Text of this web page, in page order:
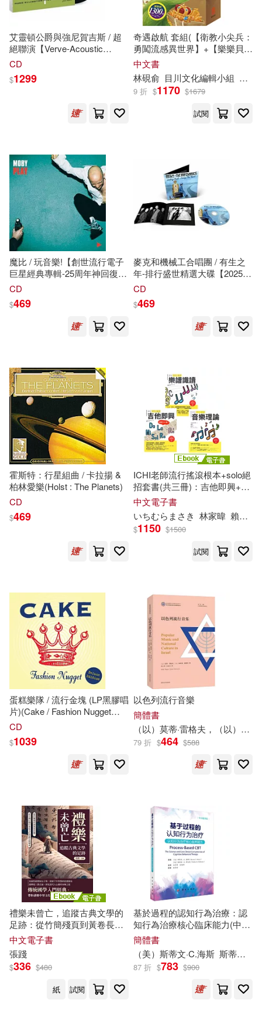
楊陽(2) 楮墨堂(2)
樂亶(2)
樂衛東（主編）(2)
武鄂（編）(2)
法蘭西絲卡‧阿諾爾迪(2)
泰國達人尼克(2)
洪莉棋(2)
浦長瀨昌宏(2) 潘永峰(2)
熊儒賢(2)
王建華(2) 王思琦(2)
王歡(2) 瓦萊莉‧貝涵(2)
畢柳鶯(2)
石田剛毅(2)
符濤(2)
米雪兒．伊卡德(2)
維．比安基(2) 編輯部(2)
羅伯‧法布坎(2) 羅揚(2)
若宮正子(2) 若山百合子(2)
茂木千惠(2)
莊國年、鍾嘉鳳(2)
菅原道仁(2)
葛蕾莎．史都華(2)
Maggio Live(3)
harmonia mundi(3)
上海交通大學出版社(3)
上海書店出版社(3)
上海書畫出版社(3)
世界圖書出版公司北京公司(3)
中南大學出版社(3)
中國少年兒童出版社(3)
中國書籍出版社(3)
中國水利水電出版社(3)
中國輕工業出版社(3)
中國農業出版社(3)
二十一世紀出版社(3) 五南(3)
內蒙古少年兒童出版社(3)
北京大學醫學出版社(3)
四川文藝出版社(3) 大千(3)
大展(3) 小天下(3)
幸福文化(3)
愛米粒(3)
斑馬線文庫有限公司(3)
新華先鋒(3)
春風文藝出版社(3) 晨星(3)
木馬文化(3)
艾靈頓公爵與強尼賀吉斯 / 超
絕聯演【Verve-Acoustic
Sounds留聲美學經典昇華系
評鑑、AMG-4星經典推薦，流
(LP唱片)(Duke Ellington,
Johnny Hodges / Side By
CD
$1299
奇遇啟航 套組(【衛教小尖兵：
勇闖流感異世界】+【樂樂貝貝
的異想世界：龜兔賽跑+蟋蟀與
螞蟻】+【晚安故事：阿里巴巴
與四十大盜+傑克與魔豆】+
【TOGO磁鐵遊戲書：一起去
中文書
林硯俞 目川文化編輯小組 黃詩
9 折 $1170 $1679
試閱
魔比 / 玩音樂!【創世流行電子
巨星經典專輯-25周年神回復絕
版重生盤】(Moby / Play)
CD
$469
麥克和機械工合唱團 / 有生之
年-排行盛世精選大碟【2025最
新樂團自主推出-成軍40周年回
Mechanics / Looking Back–
Living The Years)
CD
$469
霍斯特：行星組曲 / 卡拉揚 &
柏林愛樂(Holst : The Planets)
CD
$469
ICHI老師流行搖滾根本+solo絕
招套書(共三冊)：吉他即興+樂
譜識讀+音樂理論 (電子書)
中文電子書
いちむらまさき 林家暐 賴佩怡
$1150 $1500
試閱
蛋糕樂隊 / 流行金塊 (LP黑膠唱
片)(Cake / Fashion Nugget
(LP))
CD
$1039
以色列流行音樂
簡體書
（以）莫蒂·雷格夫，（以）埃德溫·塞魯西
79 折 $464 $588
禮樂未曾亡，追蹤古典文學的
足跡：從竹簡殘頁到黃卷長
篇，於字裡行間中看見文化的
新生與傳承 (電子書)
中文電子書
張踐
$336 $480
紙
試閱
基於過程的認知行為治療：認
知行為治療核心臨床能力(中文
翻譯版)
簡體書
（美）斯蒂文·C.海斯 斯蒂芬·G.霍夫曼
87 折 $783 $900